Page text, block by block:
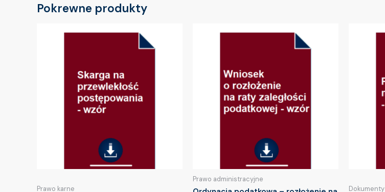
Pokrewne produkty
Prawo karne
Prawo administracyjne
Dokumenty